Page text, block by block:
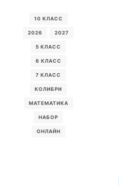
10 КЛАСС
2026 2027
5 КЛАСС
6 КЛАСС
7 КЛАСС
КОЛИБРИ
МАТЕМАТИКА
НАБОР
ОНЛАЙН